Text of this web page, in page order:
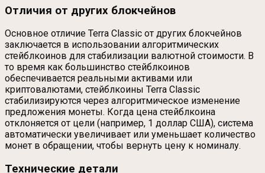
Отличия от других блокчейнов
Основное отличие Terra Classic от других блокчейнов
заключается в использовании алгоритмических
стейблкоинов для стабилизации валютной стоимости. В
то время как большинство стейблкоинов
обеспечивается реальными активами или
криптовалютами, стейблкоины Terra Classic
стабилизируются через алгоритмическое изменение
предложения монеты. Когда цена стейблкоина
отклоняется от цели (например, 1 доллар США), система
автоматически увеличивает или уменьшает количество
монет в обращении, чтобы вернуть цену к номиналу.
Технические детали